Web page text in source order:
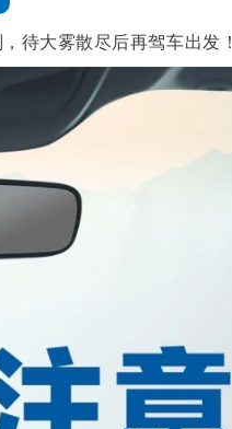
待大雾散尽后再驾车出发！